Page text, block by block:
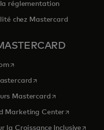
réglementation
chez Mastercard
s’ouvre dans un nouvel onglet
s’ouvre dans un
Mastercards’ouvre dans un
Marketing Centers’ouvre
la Croissance Inclusive